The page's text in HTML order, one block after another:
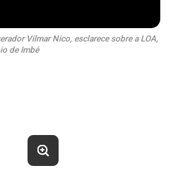
Vilmar Nico, esclarece sobre a LOA,
de Imbé